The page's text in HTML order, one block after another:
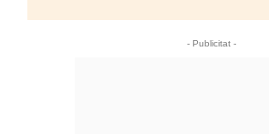
- Publicitat -